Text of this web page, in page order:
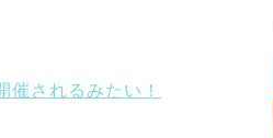
されるみたい！